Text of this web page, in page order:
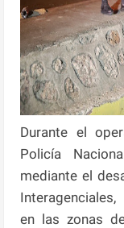
Durante el
Policía
mediante el
en las zonas